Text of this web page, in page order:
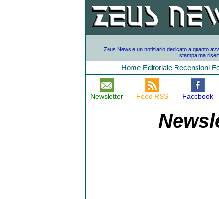
Zeus News è un notiziario dedicato a quanto
stampa ma
Home Editoriale Recensioni
Newsletter Feed RSS Facebook